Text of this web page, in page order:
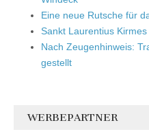
Eine neue Rutsche für
Sankt Laurentius
Nach Zeugenhinweis:
gestellt
WERBEPARTNER